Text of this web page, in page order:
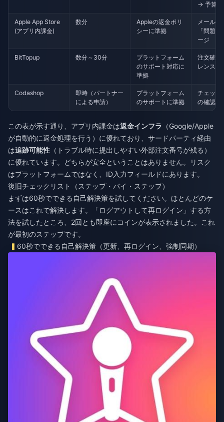
→ 予算と
Apple App Store
(アプリ内課金)
数分
Appleの返金ポリ
シーに準拠
メールの
「問題
ージ
BitTopup 数分～30分
プラットフォーム
のサポート対応に
準拠
注文確認
レンス
Codashop
即時（パートナー
による申請）
プラットフォーム
のサポートに準拠
チェック
の確認画
この表が示す通り、アプリ内課金は返金インフラ
（Google/Apple
が自動的に返金処理を行う）に優れており、サードパーティ経由
は追跡可能性 （トラブル時に提出しやすい外部注文番号が残る）
に優れています。どちらが安全ということはありません。リスク
はプラットフォームではなく、ID入力フィールドにあります。
復旧チェックリスト（ステップ・バイ・ステップ）
まずは60秒でできる自己解決策を試してください。ほとんどのケ
ースはこれで解決します。「ログアウトして再ログイン」する方
法を試したところ、2回とも即座にコインが表示されました。これ
が最初のステップです。
60秒でできる自己解決策（更新、再ログイン、強制同期）